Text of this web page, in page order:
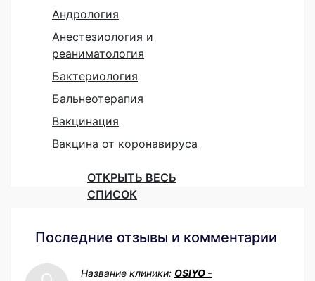
Андрология
Анестезиология и
реаниматология
Бактериология
Бальнеотерапия
Вакцинация
Вакцина от коронавируса
ОТКРЫТЬ ВЕСЬ
СПИСОК
Последние отзывы и комментарии
Название клиники: OSIYO -